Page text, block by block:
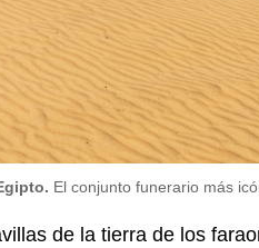
El conjunto funerario más
de la tierra de los